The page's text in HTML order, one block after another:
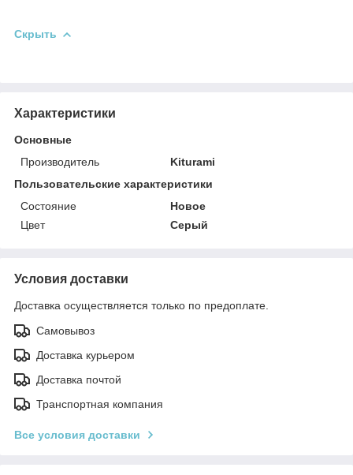
Скрыть
Характеристики
Основные
Производитель
Kiturami
Пользовательские характеристики
Состояние
Новое
Цвет
Серый
Условия доставки
Доставка осуществляется только по предоплате.
Самовывоз
Доставка курьером
Доставка почтой
Транспортная компания
Все условия доставки